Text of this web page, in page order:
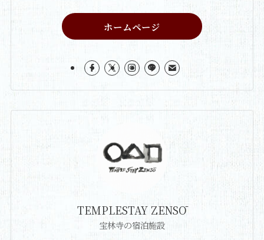
ホームページ
TEMPLESTAY ZENSŌ
宝林寺の宿泊施設